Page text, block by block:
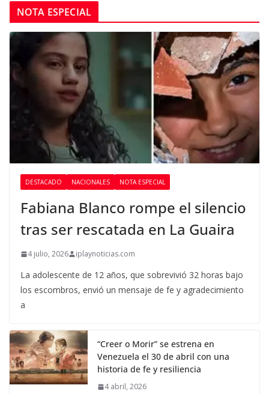
NOTA ESPECIAL
DESTACADO NACIONALES NOTA ESPECIAL
Fabiana Blanco rompe el silencio
tras ser rescatada en La Guaira
4 julio, 2026 iplaynoticias.com
La adolescente de 12 años, que sobrevivió 32 horas bajo
los escombros, envió un mensaje de fe y agradecimiento
a
“Creer o Morir” se estrena en
Venezuela el 30 de abril con una
historia de fe y resiliencia
4 abril, 2026